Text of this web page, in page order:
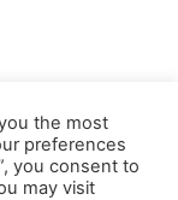
the most
preferences
you consent to
may visit